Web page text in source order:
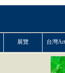
展覽 台灣